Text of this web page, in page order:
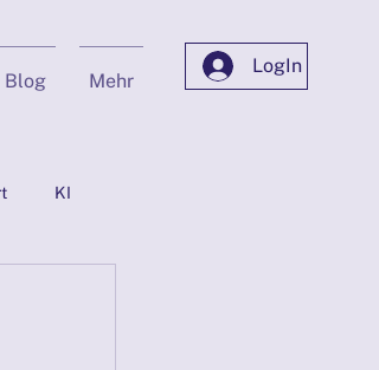
Blog Mehr
LogIn
KI